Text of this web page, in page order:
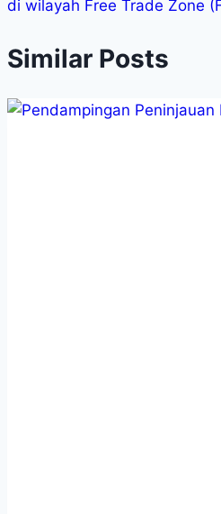
di wilayah Free Trade Zone
Similar Posts